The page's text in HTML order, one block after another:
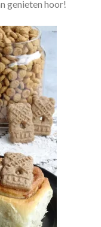
genieten hoor!